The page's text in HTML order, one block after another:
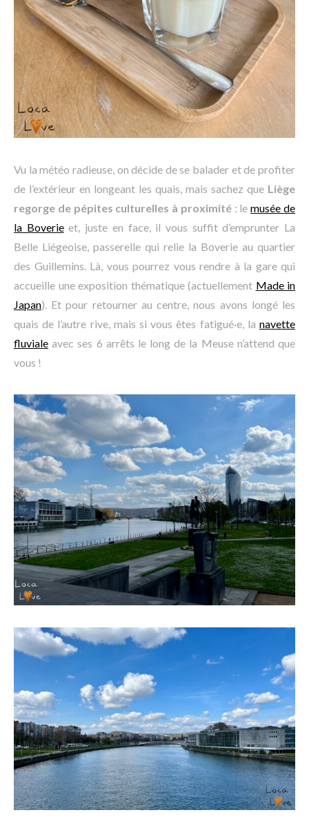
Vu la météo radieuse, on décide de se balader et de profiter
de l’extérieur en longeant les quais, mais sachez que Liège
regorge de pépites culturelles à proximité: lemusée de
la Boverieet, juste en face, il vous suffit d’emprunter La
Belle Liégeoise, passerelle qui relie la Boverie au quartier
des Guillemins. Là, vous pourrez vous rendre à la gare qui
accueille une exposition thématique (actuellement Made in
Japan). Et pour retourner au centre, nous avons longé les
quais de l’autre rive, mais si vous êtes fatigué·e, la navette
fluviale avec ses 6 arrêts le long de la Meuse n’attend que
vous !